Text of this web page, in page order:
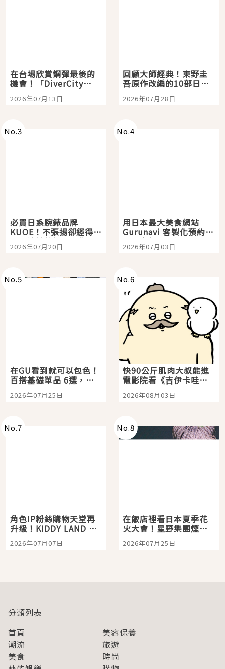
在台場欣賞鋼彈最後的
機會！「DiverCity
Tokyo Plaza」搭船、
購物、美食及夜景，一
2026年07月13日
回顧大師經典！東野圭
吾原作改編的10部日本
影視作品推薦
2026年07月28日
No.3
必買日系腕錶品牌
KUOE！不張揚卻經得起
時間洗鍊的經典之作五
選
2026年07月20日
No.4
用日本最大美食網站
Gurunavi 客製化預約九
大都市餐廳，打造專屬
美食體驗！
2026年07月03日
No.5
在GU看到就可以包色！
百搭基礎單品 6選，閉
眼全收也不心疼
2026年07月25日
No.6
快90公斤肌肉大叔能進
電影院看《吉伊卡哇》
嗎？日本重金屬樂團
「打首」會長與nagano
2026年08月03日
No.7
角色IP粉絲購物天堂再
升級！KIDDY LAND 原
宿店吉伊卡哇迎客，新
開幕 OMOKADO 店3分
2026年07月07日
No.8
在飯店裡看日本夏季花
火大會！星野集團煙火
景觀飯店6選，讓你不用
人擠人悠閒欣賞
2026年07月25日
分類列表
首頁
美容保養
潮流
旅遊
美食
時尚